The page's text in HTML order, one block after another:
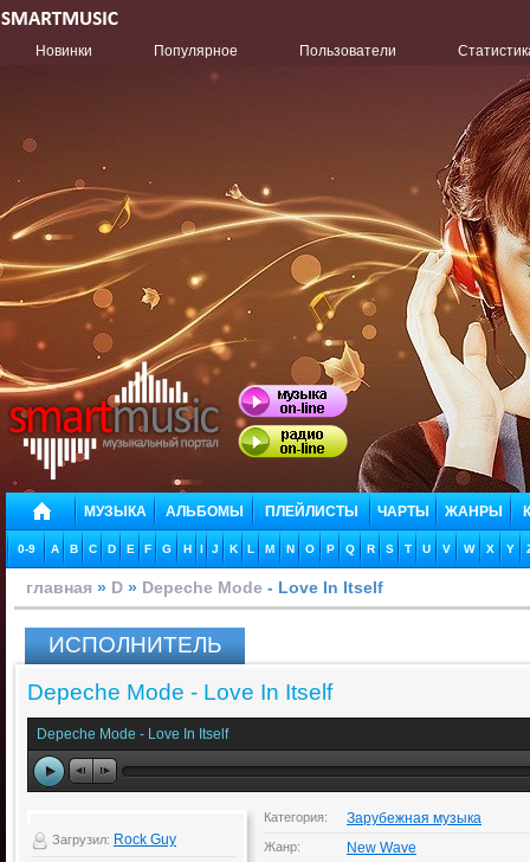
Новинки Популярное Пользователи
МУЗЫКА АЛЬБОМЫ ПЛЕЙЛИСТЫ ЧАРТЫ ЖАНРЫ
0-9 A B C D E F G H I J K L M N O P Q R S T U V W X Y
главная » D » Depeche Mode - Love In Itself
ИСПОЛНИТЕЛЬ
Depeche Mode - Love In Itself
Depeche Mode - Love In Itself
Загрузил: Rock Guy
Категория: Зарубежная музыка
Жанр: New Wave